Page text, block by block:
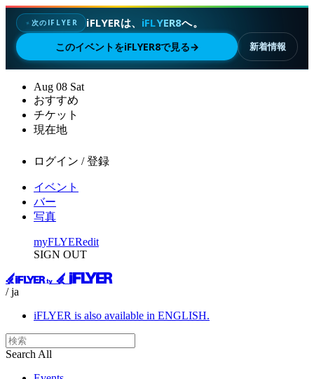
✦次のIFLYER iFLYERは、 iFLYER8へ。
このイベントをiFLYER8で見る→ 新着情報
Aug 08 Sat
おすすめ
チケット
現在地
ログイン / 登録
イベント
バー
写真
myFLYERedit
SIGN OUT
/ ja
iFLYER is also available in ENGLISH.
Search All